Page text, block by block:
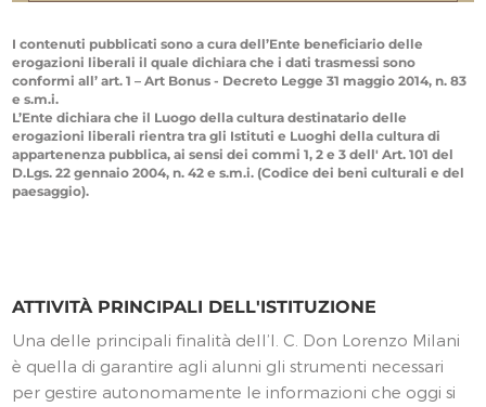
I contenuti pubblicati sono a cura dell’Ente beneficiario delle
erogazioni liberali il quale dichiara che i dati trasmessi sono
conformi all’ art. 1 – Art Bonus - Decreto Legge 31 maggio 2014, n. 83
e s.m.i.
L’Ente dichiara che il Luogo della cultura destinatario delle
erogazioni liberali rientra tra gli Istituti e Luoghi della cultura di
appartenenza pubblica, ai sensi dei commi 1, 2 e 3 dell' Art. 101 del
D.Lgs. 22 gennaio 2004, n. 42 e s.m.i. (Codice dei beni culturali e del
paesaggio).
ATTIVITÀ PRINCIPALI DELL'ISTITUZIONE
Una delle principali finalità dell’I. C. Don Lorenzo Milani
è quella di garantire agli alunni gli strumenti necessari
per gestire autonomamente le informazioni che oggi si